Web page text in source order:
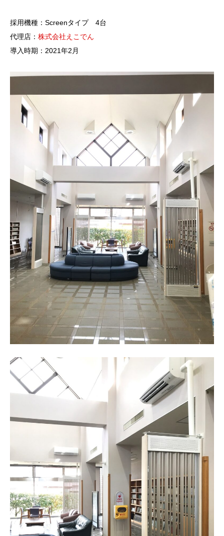
採用機種：Screenタイプ 4台
代理店： 株式会社えこでん
導入時期：2021年2月